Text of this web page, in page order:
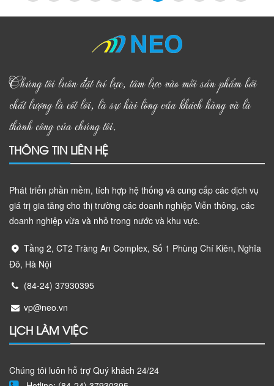
Chúng tôi luôn đặt trí lực, tâm lực vào mỗi sản phẩm bởi
chất lượng là cốt lõi, là sự hài lòng của khách hàng và là
thành công của chúng tôi.
THÔNG TIN LIÊN HỆ
Phát triển phần mềm, tích hợp hệ thống và cung cấp các dịch vụ
giá trị gia tăng cho thị trường các doanh nghiệp Viễn thông, các
doanh nghiệp vừa và nhỏ trong nước và khu vực.
Tầng 2, CT2 Tràng An Complex, Số 1 Phùng Chí Kiên, Nghĩa
Đô, Hà Nội
(84-24) 37930395
vp@neo.vn
LỊCH LÀM VIỆC
Chúng tôi luôn hỗ trợ Quý khách 24/24